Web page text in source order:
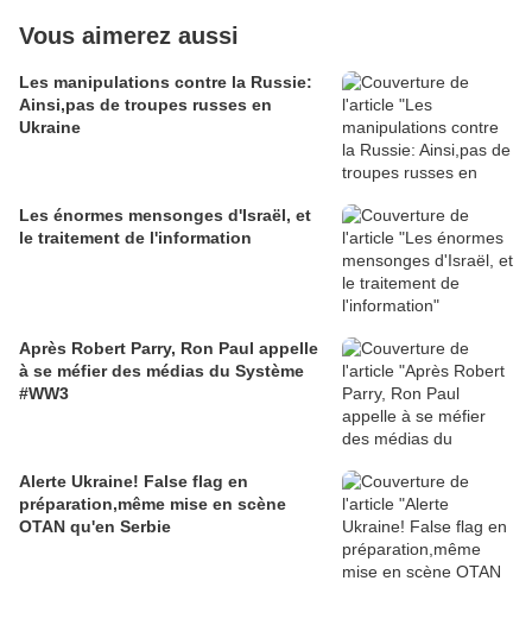
Vous aimerez aussi
Les manipulations contre la Russie:
Ainsi,pas de troupes russes en
Ukraine
Les énormes mensonges d'Israël, et
le traitement de l'information
Après Robert Parry, Ron Paul appelle
à se méfier des médias du Système
#WW3
Alerte Ukraine! False flag en
préparation,même mise en scène
OTAN qu'en Serbie